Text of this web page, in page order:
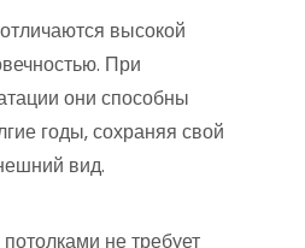
высокой
При
они способны
годы‚ сохраняя свой
вид.
не требует